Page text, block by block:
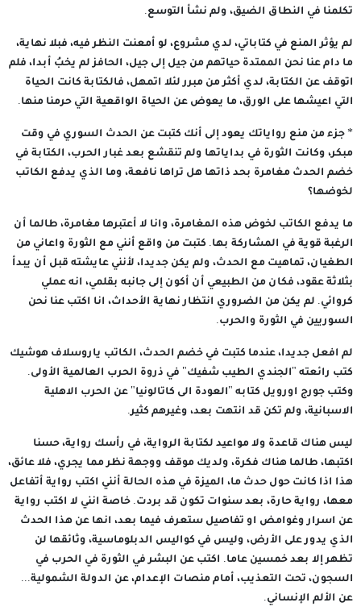
تكلمنا في النطاق الضيق، ولم نشأ التوسع.
لم يؤثر المنع في كتاباتي، لدي مشروع، لو أمعنت النظر فيه، فبلا نهاية،
ما دام عنا نحن الممتدة حياتهم من جيل إلى جيل، الحافز لم يخبُ أبدا، فلم
اتوقف عن الكتابة، لدي أكثر من مبرر لئلا اتمهل، فالكتابة كانت الحياة
التي اعيشها على الورق، ما يعوض عن الحياة الواقعية التي حرمنا منها.
* جزء من منع رواياتك يعود إلى أنك كتبت عن الحدث السوري في وقت
مبكر، وكانت الثورة في بداياتها ولم تنقشع بعد غبار الحرب، الكتابة في
خضم الحدث مغامرة بحد ذاتها هل تراها نافعة، وما الذي يدفع الكاتب
لخوضها؟
ما يدفع الكاتب لخوض هذه المغامرة، وانا لا أعتبرها مغامرة، طالما أن
الرغبة قوية في المشاركة بها. كتبت من واقع أنني مع الثورة واعاني من
الطغيان، تماهيت مع الحدث، ولم يكن جديدا، لأنني عايشته قبل أن يبدأ
بثلاثة عقود، فكان من الطبيعي أن أكون إلى جانبه بقلمي، انه عملي
كروائي. لم يكن من الضروري انتظار نهاية الأحداث، انا اكتب عنا نحن
السوريين في الثورة والحرب.
لم افعل جديدا، عندما كتبت في خضم الحدث، الكاتب ياروسلاف هوشيك
كتب رائعته "الجندي الطيب شفيك" في ذروة الحرب العالمية الأولى.
وكتب جورج اورويل كتابه "العودة الى كاتالونيا" عن الحرب الاهلية
الاسبانية، ولم تكن قد انتهت بعد، وغيرهم كثير.
ليس هناك قاعدة ولا مواعيد لكتابة الرواية، في رأسك رواية، حسنا
اكتبها، طالما هناك فكرة، ولديك موقف ووجهة نظر مما يجري، فلا عائق،
هذا اذا كانت حول حدث ما، الميزة في هذه الحالة أنني اكتب رواية أتفاعل
معها، رواية حارة، بعد سنوات تكون قد بردت. خاصة انني لا اكتب رواية
عن اسرار وغوامض او تفاصيل ستعرف فيما بعد، انها عن هذا الحدث
الذي يدور على الأرض، وليس في كواليس الدبلوماسية، وثائقها لن
تظهر إلا بعد خمسين عاما. اكتب عن البشر في الثورة في الحرب في
السجون، تحت التعذيب، أمام منصات الإعدام، عن الدولة الشمولية...
عن الألم الإنساني.